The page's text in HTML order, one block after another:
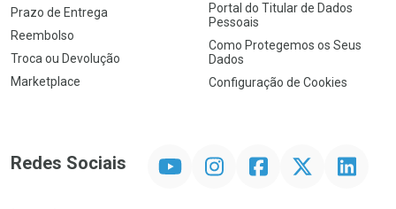
Prazo de Entrega
Reembolso
Troca ou Devolução
Marketplace
Portal do Titular de Dados
Pessoais
Como Protegemos os Seus
Dados
Configuração de Cookies
Redes Sociais InstagramFacebookTwitter Linkedin